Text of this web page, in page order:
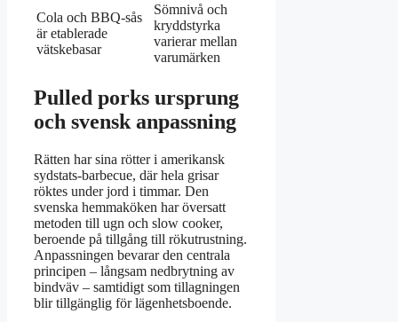
Cola och BBQ-sås
är etablerade
vätskebasar
Sömnivå och
kryddstyrka
varierar mellan
varumärken
Pulled porks ursprung
och svensk anpassning
Rätten har sina rötter i amerikansk
sydstats-barbecue, där hela grisar
röktes under jord i timmar. Den
svenska hemmaköken har översatt
metoden till ugn och slow cooker,
beroende på tillgång till rökutrustning.
Anpassningen bevarar den centrala
principen – långsam nedbrytning av
bindväv – samtidigt som tillagningen
blir tillgänglig för lägenhetsboende.